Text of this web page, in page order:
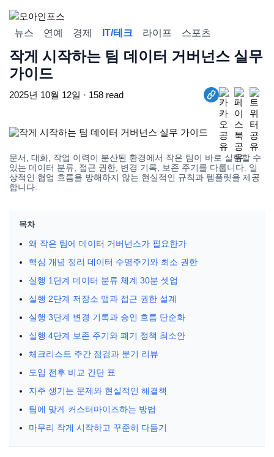
뉴스 연예 경제 IT/테크 라이프 스포츠
작게 시작하는 팀 데이터 거버넌스 실무
가이드
2025년 10월 12일 · 158 read
문서, 대화, 작업 이력이 분산된 환경에서 작은 팀이 바로 실행할 수
있는 데이터 분류, 접근 권한, 변경 기록, 보존 주기를 다룹니다. 일
상적인 협업 흐름을 방해하지 않는 현실적인 규칙과 템플릿을 제공
합니다.
목차
왜 작은 팀에 데이터 거버넌스가 필요한가
핵심 개념 정리 데이터 수명주기와 최소 권한
실행 1단계 데이터 분류 체계 30분 셋업
실행 2단계 저장소 맵과 접근 권한 설계
실행 3단계 변경 기록과 승인 흐름 단순화
실행 4단계 보존 주기와 폐기 정책 최소안
체크리스트 주간 점검과 분기 리뷰
도입 전후 비교 간단 표
자주 생기는 문제와 현실적인 해결책
팀에 맞게 커스터마이즈하는 방법
마무리 작게 시작하고 꾸준히 다듬기